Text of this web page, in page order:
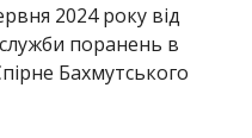
2024 року від
поранень в
Бахмутського